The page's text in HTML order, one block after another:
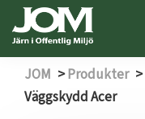
JOM >Produkter >
Väggskydd Acer